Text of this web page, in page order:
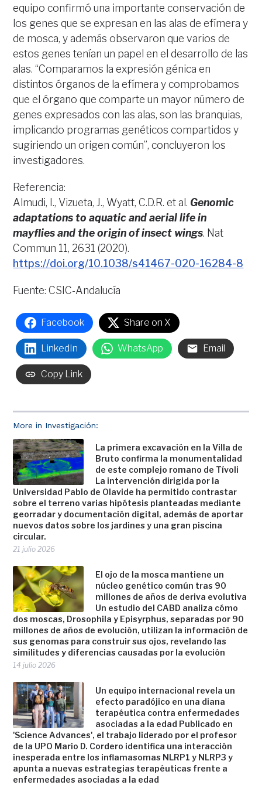
More in Investigación:
La primera excavación en la Villa de
Bruto confirma la monumentalidad
de este complejo romano de Tívoli
La intervención dirigida por la
Universidad Pablo de Olavide ha permitido contrastar
sobre el terreno varias hipótesis planteadas mediante
georradar y documentación digital, además de aportar
nuevos datos sobre los jardines y una gran piscina
circular.
21 julio 2026
El ojo de la mosca mantiene un
núcleo genético común tras 90
millones de años de deriva evolutiva
Un estudio del CABD analiza cómo
dos moscas, Drosophila y Episyrphus, separadas por 90
millones de años de evolución, utilizan la información de
sus genomas para construir sus ojos, revelando las
similitudes y diferencias causadas por la evolución
14 julio 2026
Un equipo internacional revela un
efecto paradójico en una diana
terapéutica contra enfermedades
asociadas a la edad Publicado en
'Science Advances', el trabajo liderado por el profesor
de la UPO Mario D. Cordero identifica una interacción
inesperada entre los inflamasomas NLRP1 y NLRP3 y
apunta a nuevas estrategias terapéuticas frente a
enfermedades asociadas a la edad
equipo confirmó una importante conservación de
los genes que se expresan en las alas de efímera y
de mosca, y además observaron que varios de
estos genes tenían un papel en el desarrollo de las
alas. “Comparamos la expresión génica en
distintos órganos de la efímera y comprobamos
que el órgano que comparte un mayor número de
genes expresados con las alas, son las branquias,
implicando programas genéticos compartidos y
sugiriendo un origen común”, concluyeron los
investigadores.
Referencia:
Almudi, I., Vizueta, J., Wyatt, C.D.R. et al. Genomic
adaptations to aquatic and aerial life in
mayflies and the origin of insect wings. Nat
Commun 11, 2631 (2020).
https://doi.org/10.1038/s41467-020-16284-8
Fuente: CSIC-Andalucía
Facebook Share on X
LinkedIn WhatsApp Email
Copy Link